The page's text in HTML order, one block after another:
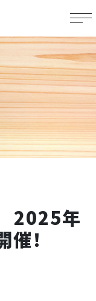
2025年
催！